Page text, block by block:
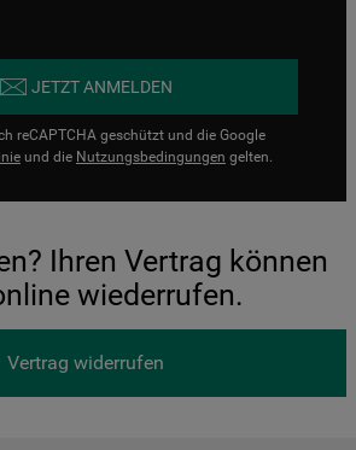
JETZT ANMELDEN
reCAPTCHA geschützt und die Google
und die Nutzungsbedingungen gelten.
Ihren Vertrag können
wiederrufen.
Vertrag widerrufen